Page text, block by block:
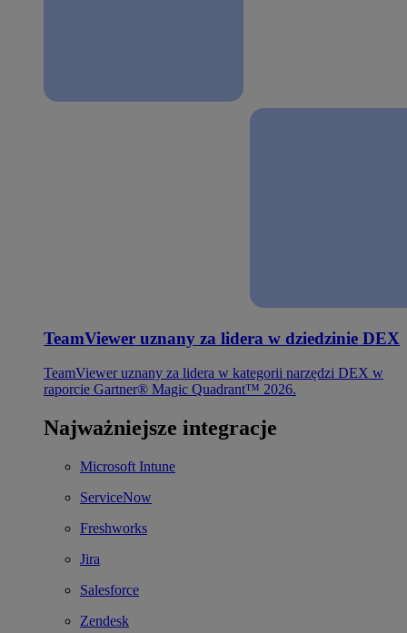
TeamViewer uznany za lidera w dziedzinie DEX
TeamViewer uznany za lidera w kategorii narzędzi DEX w
raporcie Gartner® Magic Quadrant™ 2026.
Najważniejsze integracje
Microsoft Intune
ServiceNow
Freshworks
Jira
Salesforce
Zendesk